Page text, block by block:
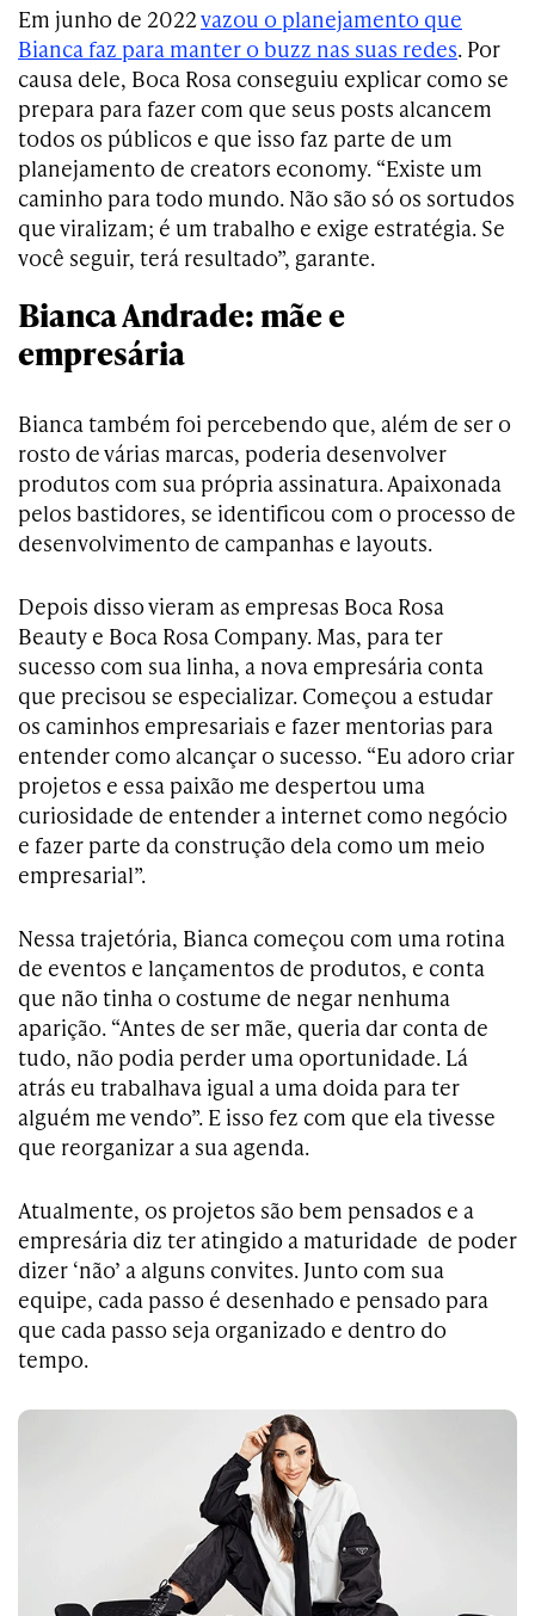
Em junho de 2022vazou o planejamento que
Bianca faz para manter o buzz nas suas redes. Por
causa dele, Boca Rosa conseguiu explicar como se
prepara para fazer com que seus posts alcancem
todos os públicos e que isso faz parte de um
planejamento de creators economy. “Existe um
caminho para todo mundo. Não são só os sortudos
que viralizam; é um trabalho e exige estratégia. Se
você seguir, terá resultado”, garante.
Bianca Andrade: mãe e
empresária
Bianca também foi percebendo que, além de ser o
rosto de várias marcas, poderia desenvolver
produtos com sua própria assinatura. Apaixonada
pelos bastidores, se identificou com o processo de
desenvolvimento de campanhas e layouts.
Depois disso vieram as empresas Boca Rosa
Beauty e Boca Rosa Company. Mas, para ter
sucesso com sua linha, a nova empresária conta
que precisou se especializar. Começou a estudar
os caminhos empresariais e fazer mentorias para
entender como alcançar o sucesso. “Eu adoro criar
projetos e essa paixão me despertou uma
curiosidade de entender a internet como negócio
e fazer parte da construção dela como um meio
empresarial”.
Nessa trajetória, Bianca começou com uma rotina
de eventos e lançamentos de produtos, e conta
que não tinha o costume de negar nenhuma
aparição. “Antes de ser mãe, queria dar conta de
tudo, não podia perder uma oportunidade. Lá
atrás eu trabalhava igual a uma doida para ter
alguém me vendo”. E isso fez com que ela tivesse
que reorganizar a sua agenda.
Atualmente, os projetos são bem pensados e a
empresária diz ter atingido a maturidade de poder
dizer ‘não’ a alguns convites. Junto com sua
equipe, cada passo é desenhado e pensado para
que cada passo seja organizado e dentro do
tempo.